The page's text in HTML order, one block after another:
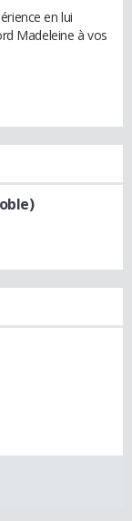
en lui
Madeleine à vos